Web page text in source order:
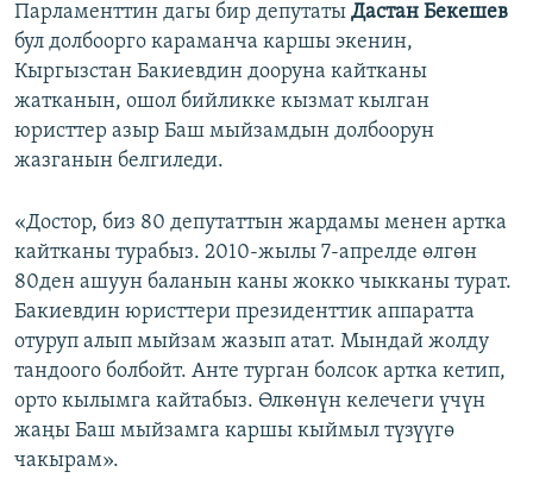
Парламенттин дагы бир депутаты Дастан Бекешев
бул долбоорго караманча каршы экенин,
Кыргызстан Бакиевдин дооруна кайтканы
жатканын, ошол бийликке кызмат кылган
юристтер азыр Баш мыйзамдын долбоорун
жазганын белгиледи.
«Достор, биз 80 депутаттын жардамы менен артка
кайтканы турабыз. 2010-жылы 7-апрелде өлгөн
80ден ашуун баланын каны жокко чыкканы турат.
Бакиевдин юристтери президенттик аппаратта
отуруп алып мыйзам жазып атат. Мындай жолду
тандоого болбойт. Анте турган болсок артка кетип,
орто кылымга кайтабыз. Өлкөнүн келечеги үчүн
жаңы Баш мыйзамга каршы кыймыл түзүүгө
чакырам».